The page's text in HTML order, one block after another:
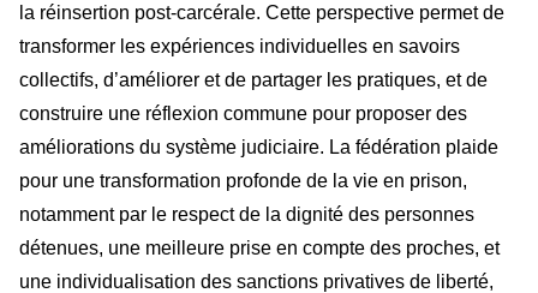
la réinsertion post-carcérale. Cette perspective permet de
transformer les expériences individuelles en savoirs
collectifs, d’améliorer et de partager les pratiques, et de
construire une réflexion commune pour proposer des
améliorations du système judiciaire. La fédération plaide
pour une transformation profonde de la vie en prison,
notamment par le respect de la dignité des personnes
détenues, une meilleure prise en compte des proches, et
une individualisation des sanctions privatives de liberté,